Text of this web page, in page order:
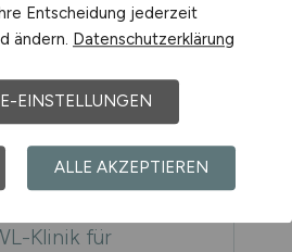
ENERGIE GmbH
Schott
GmbH
Klinik für
Entscheidung jederzeit
ändern. Datenschutzerklärung
EINSTELLUNGEN
ALLE AKZEPTIEREN